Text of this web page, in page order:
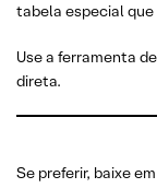
tabela especial que
Use a ferramenta
direta.
Se preferir, baixe